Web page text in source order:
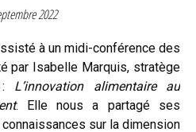
2022
par Isabelle Marquis, stratège
: L’innovation alimentaire au
. Elle nous a partagé ses
sur la dimension